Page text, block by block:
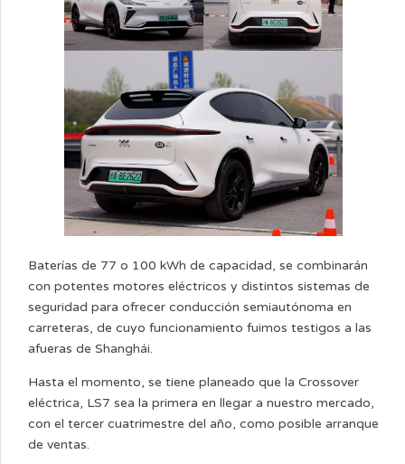
Baterías de 77 o 100 kWh de capacidad, se combinarán
con potentes motores eléctricos y distintos sistemas de
seguridad para ofrecer conducción semiautónoma en
carreteras, de cuyo funcionamiento fuimos testigos a las
afueras de Shanghái.
Hasta el momento, se tiene planeado que la Crossover
eléctrica, LS7 sea la primera en llegar a nuestro mercado,
con el tercer cuatrimestre del año, como posible arranque
de ventas.